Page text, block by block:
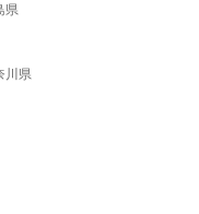
県
川県